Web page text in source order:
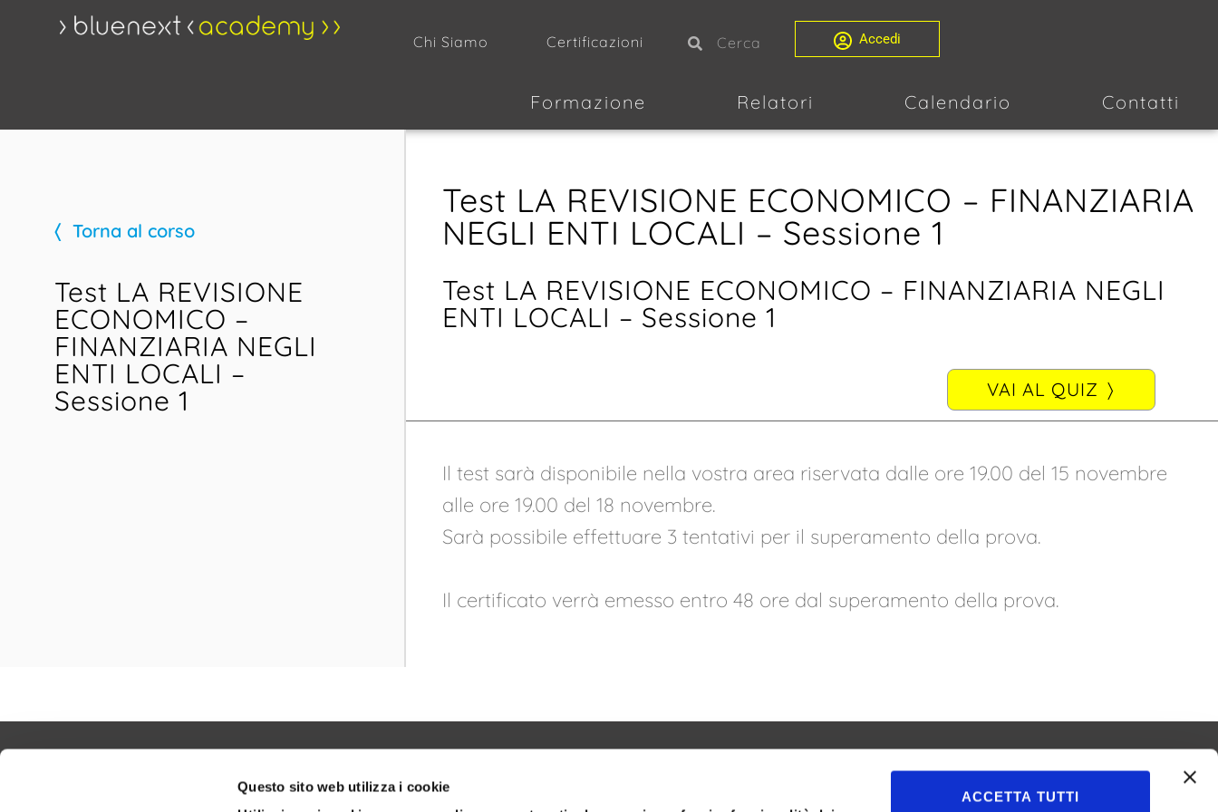
Questo sito web utilizza i cookie
ACCETTA TUTTI
Chi Siamo Certificazioni Accedi
Formazione Relatori Calendario Contatti
Torna al corso
Test LA REVISIONE
ECONOMICO –
FINANZIARIA NEGLI
ENTI LOCALI –
Sessione 1
Test LA REVISIONE ECONOMICO – FINANZIARIA
NEGLI ENTI LOCALI – Sessione 1
Test LA REVISIONE ECONOMICO – FINANZIARIA NEGLI
ENTI LOCALI – Sessione 1
VAI AL QUIZ
Il test sarà disponibile nella vostra area riservata dalle ore 19.00 del 15 novembre
alle ore 19.00 del 18 novembre.
Sarà possibile effettuare 3 tentativi per il superamento della prova.
Il certificato verrà emesso entro 48 ore dal superamento della prova.